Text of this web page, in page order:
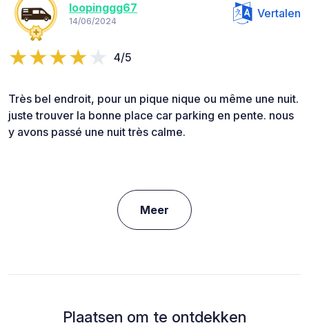
loopinggg67
14/06/2024
Vertalen
4/5
Très bel endroit, pour un pique nique ou même une nuit.
juste trouver la bonne place car parking en pente. nous
y avons passé une nuit très calme.
Meer
Plaatsen om te ontdekken